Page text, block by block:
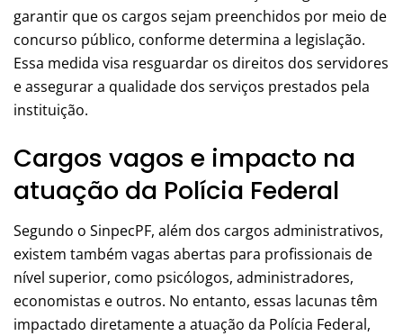
garantir que os cargos sejam preenchidos por meio de
concurso público, conforme determina a legislação.
Essa medida visa resguardar os direitos dos servidores
e assegurar a qualidade dos serviços prestados pela
instituição.
Cargos vagos e impacto na
atuação da Polícia Federal
Segundo o SinpecPF, além dos cargos administrativos,
existem também vagas abertas para profissionais de
nível superior, como psicólogos, administradores,
economistas e outros. No entanto, essas lacunas têm
impactado diretamente a atuação da Polícia Federal,